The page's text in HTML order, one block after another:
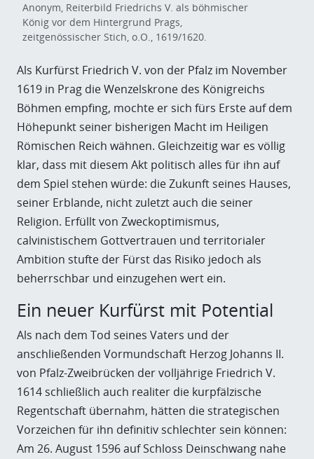
Anonym, Reiterbild Friedrichs V. als böhmischer
König vor dem Hintergrund Prags,
zeitgenössischer Stich, o.O., 1619/1620.
Als Kurfürst Friedrich V. von der Pfalz im November
1619 in Prag die Wenzelskrone des Königreichs
Böhmen empfing, mochte er sich fürs Erste auf dem
Höhepunkt seiner bisherigen Macht im Heiligen
Römischen Reich wähnen. Gleichzeitig war es völlig
klar, dass mit diesem Akt politisch alles für ihn auf
dem Spiel stehen würde: die Zukunft seines Hauses,
seiner Erblande, nicht zuletzt auch die seiner
Religion. Erfüllt von Zweckoptimismus,
calvinistischem Gottvertrauen und territorialer
Ambition stufte der Fürst das Risiko jedoch als
beherrschbar und einzugehen wert ein.
Ein neuer Kurfürst mit Potential
Als nach dem Tod seines Vaters und der
anschließenden Vormundschaft Herzog Johanns II.
von Pfalz-Zweibrücken der volljährige Friedrich V.
1614 schließlich auch realiter die kurpfälzische
Regentschaft übernahm, hätten die strategischen
Vorzeichen für ihn definitiv schlechter sein können:
Am 26. August 1596 auf Schloss Deinschwang nahe